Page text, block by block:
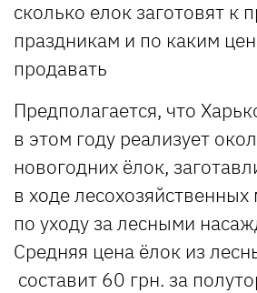
сколько елок заготовят к
праздникам и по каким
продавать
Предполагается, что
в этом году реализует
новогодних ёлок,
в ходе
по уходу за лесными
Средняя цена ёлок из
составит 60 грн. за